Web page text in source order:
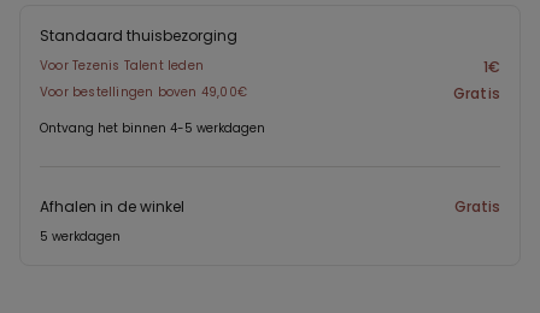
Standaard thuisbezorging
Voor Tezenis Talent leden 1€
Voor bestellingen boven 49,00€ Gratis
Ontvang het binnen 4-5 werkdagen
Afhalen in de winkel Gratis
5 werkdagen